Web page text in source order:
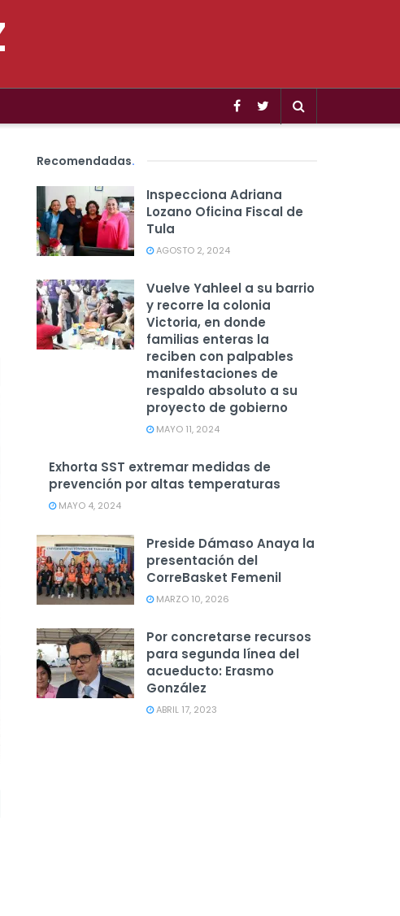
Recomendadas.
Inspecciona Adriana
Lozano Oficina Fiscal de
Tula
AGOSTO 2, 2024
Vuelve Yahleel a su barrio
y recorre la colonia
Victoria, en donde
familias enteras la
reciben con palpables
manifestaciones de
respaldo absoluto a su
proyecto de gobierno
MAYO 11, 2024
Exhorta SST extremar medidas de
prevención por altas temperaturas
MAYO 4, 2024
Preside Dámaso Anaya la
presentación del
CorreBasket Femenil
MARZO 10, 2026
Por concretarse recursos
para segunda línea del
acueducto: Erasmo
González
ABRIL 17, 2023